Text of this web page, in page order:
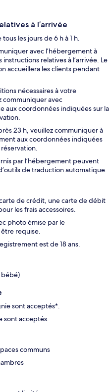
à l’arrivée
les jours de 6 h à 1 h.
avec l’hébergement à
instructions relatives à l’arrivée. Le
accueillera les clients pendant
nécessaires à votre
communiquer avec
aux coordonnées indiquées sur la
23 h, veuillez communiquer à
aux coordonnées indiquées
par l’hébergement peuvent
de traduction automatique.
de crédit, une carte de débit
les frais accessoires.
photo émise par le
requise.
est de 18 ans.
bébé)
sont acceptés*.
sont acceptés.
communs